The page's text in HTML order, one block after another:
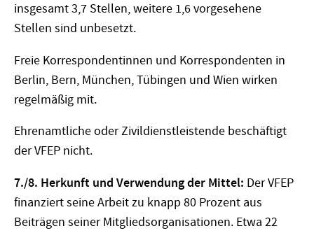
insgesamt 3,7 Stellen, weitere 1,6 vorgesehene
Stellen sind unbesetzt.
Freie Korrespondentinnen und Korrespondenten in
Berlin, Bern, München, Tübingen und Wien wirken
regelmäßig mit.
Ehrenamtliche oder Zivildienstleistende beschäftigt
der VFEP nicht.
7./8. Herkunft und Verwendung der Mittel: Der VFEP
finanziert seine Arbeit zu knapp 80 Prozent aus
Beiträgen seiner Mitgliedsorganisationen. Etwa 22